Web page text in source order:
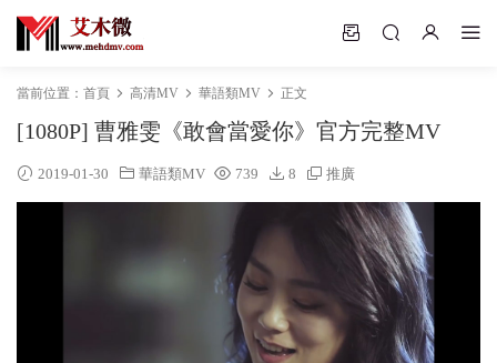
當前位置： 首頁 高清MV 華語類MV 正文
[1080P] 曹雅雯《敢會當愛你》官方完整MV
2019-01-30 華語類MV 739 8 推廣